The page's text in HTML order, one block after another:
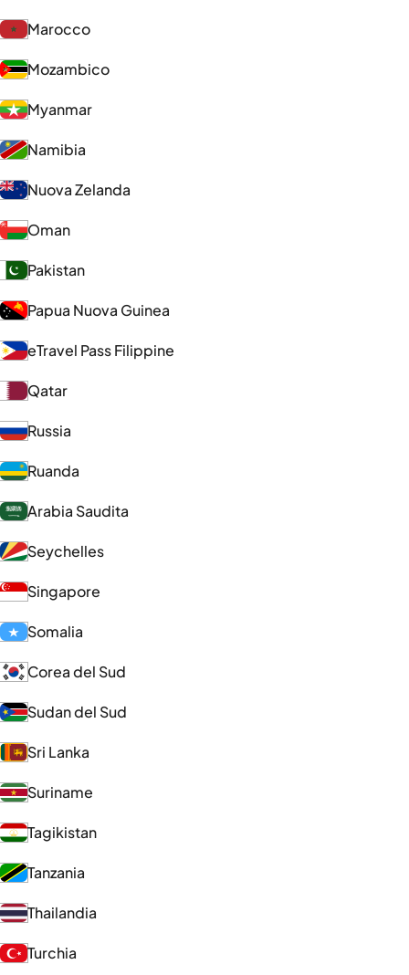
Marocco
Mozambico
Myanmar
Namibia
Nuova Zelanda
Oman
Pakistan
Papua Nuova Guinea
eTravel Pass Filippine
Qatar
Russia
Ruanda
Arabia Saudita
Seychelles
Singapore
Somalia
Corea del Sud
Sudan del Sud
Sri Lanka
Suriname
Tagikistan
Tanzania
Thailandia
Turchia